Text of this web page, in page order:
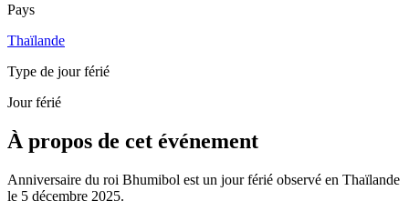
Pays
Thaïlande
Type de jour férié
Jour férié
À propos de cet événement
Anniversaire du roi Bhumibol est un jour férié observé en Thaïlande
le 5 décembre 2025.